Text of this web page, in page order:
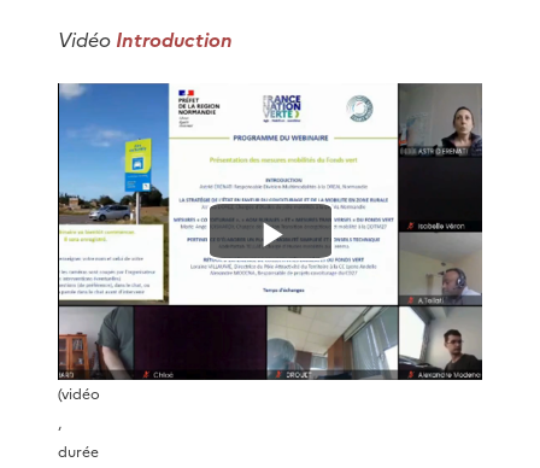
Vidéo Introduction
L
i
r
(vidéo
,
durée